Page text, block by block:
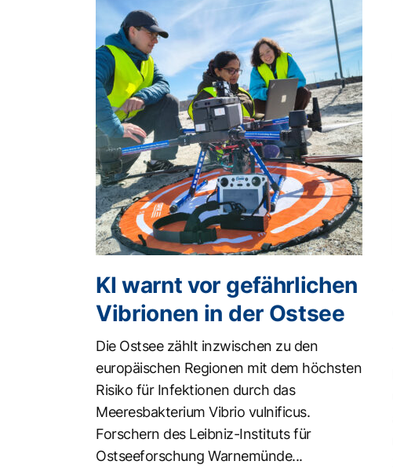
KI warnt vor gefährlichen
Vibrionen in der Ostsee
Die Ostsee zählt inzwischen zu den
europäischen Regionen mit dem höchsten
Risiko für Infektionen durch das
Meeresbakterium Vibrio vulnificus.
Forschern des Leibniz-Instituts für
Ostseeforschung Warnemünde...